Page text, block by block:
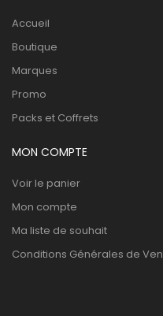
Accueil
Boutique
Marques
Promo
Packs et Coffrets
MON COMPTE
Voir le panier
Mon compte
Ma liste de souhait
Conditions Générales de